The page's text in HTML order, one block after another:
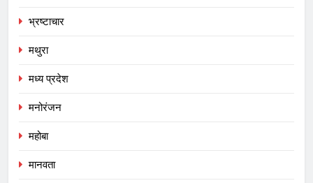
भ्रष्टाचार
मथुरा
मध्य प्रदेश
मनोरंजन
महोबा
मानवता